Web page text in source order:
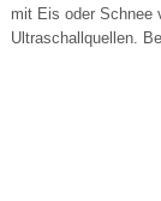
mit Eis oder Schnee
Ultraschallquellen.